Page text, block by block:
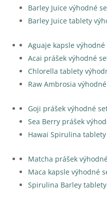
Barley Juice výhodné
Barley Juice tablety
Aguaje kapsle výhodné
Acai prášek výhodné
Chlorella tablety
Raw Ambrosia
Goji prášek výhodné
Sea Berry prášek
Hawai Spirulina
Matcha prášek
Maca kapsle výhodné
Spirulina Barley